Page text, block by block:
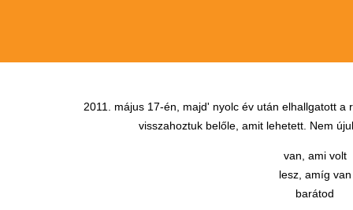
2011. május 17-én, majd' nyolc év után elhallgatott
visszahoztuk belőle, amit lehetett. Nem
van, ami volt
lesz, amíg van
barátod